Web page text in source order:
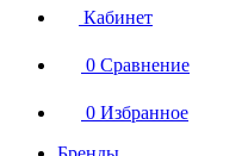
Кабинет
0 Сравнение
0 Избранное